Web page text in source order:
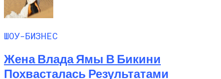
ШОУ-БИЗНЕС
Жена Влада Ямы В Бикини
Похвасталась Результатами